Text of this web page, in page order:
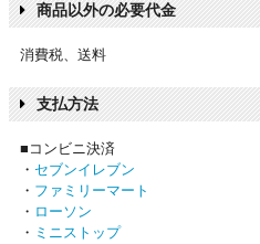
商品以外の必要代金
消費税、送料
支払方法
■コンビニ決済
・ セブンイレブン
・ ファミリーマート
・ ローソン
・ ミニストップ